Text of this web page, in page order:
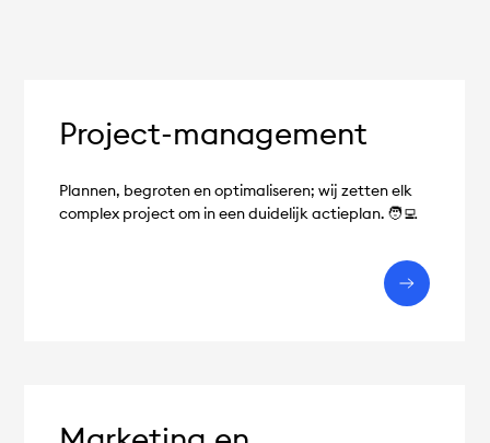
Project-management
Plannen, begroten en optimaliseren; wij zetten elk
complex project om in een duidelijk actieplan. 🧑‍💻